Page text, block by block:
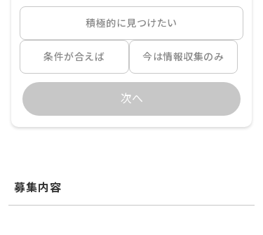
積極的に見つけたい
条件が合えば 今は情報収集のみ
次へ
募集内容